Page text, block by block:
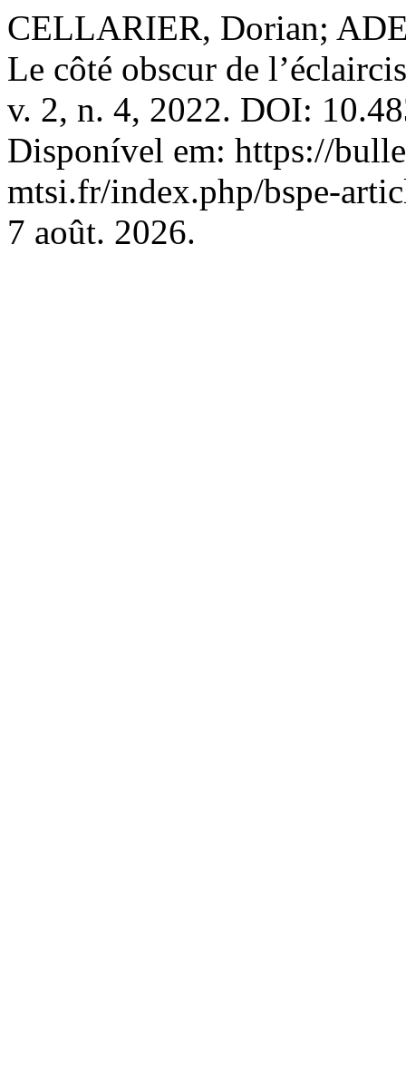
CELLARIER, Dorian;
Le côté obscur de
v. 2, n. 4, 2022. DOI:
Disponível em: https://
mtsi.fr/index.php/bspe-
7 août. 2026.